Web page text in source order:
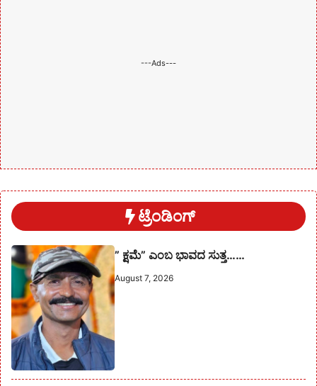
---Ads---
ಟ್ರೆಂಡಿಂಗ್
” ಕ್ಷಮೆ” ಎಂಬ ಭಾವದ ಸುತ್ತ……
August 7, 2026